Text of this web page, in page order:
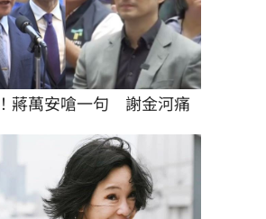
蔣萬安嗆一句　謝金河痛